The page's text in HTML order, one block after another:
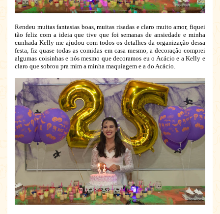
Rendeu muitas fantasias boas, muitas risadas e claro muito amor, fiquei
tão feliz com a ideia que tive que foi semanas de ansiedade e minha
cunhada Kelly me ajudou com todos os detalhes da organização dessa
festa, fiz quase todas as comidas em casa mesmo, a decoração comprei
algumas coisinhas e nós mesmo que decoramos eu o Acácio e a Kelly e
claro que sobrou pra mim a minha maquiagem e a do Acácio.